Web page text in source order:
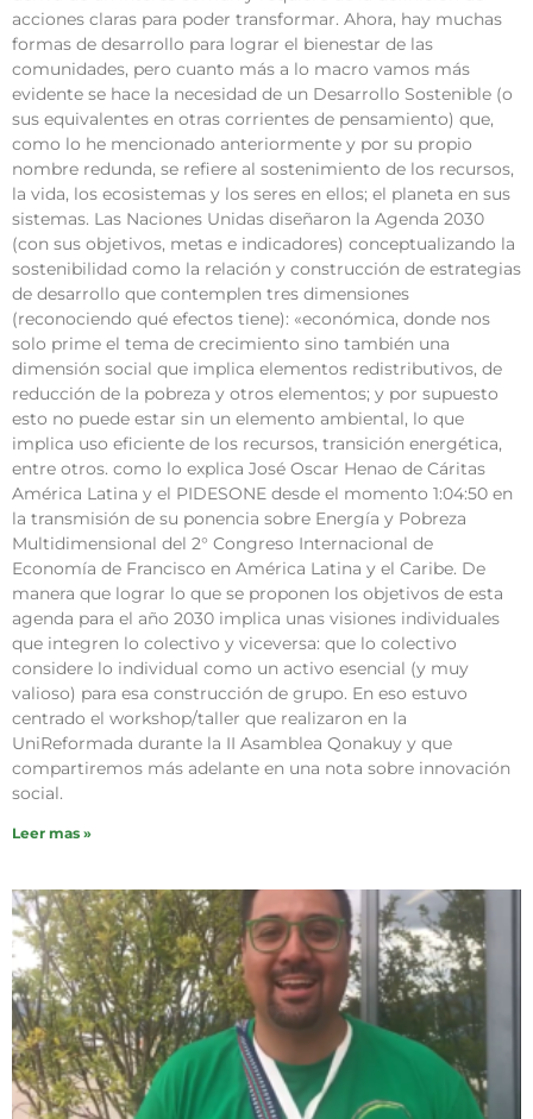
acciones claras para poder transformar. Ahora, hay muchas
formas de desarrollo para lograr el bienestar de las
comunidades, pero cuanto más a lo macro vamos más
evidente se hace la necesidad de un Desarrollo Sostenible (o
sus equivalentes en otras corrientes de pensamiento) que,
como lo he mencionado anteriormente y por su propio
nombre redunda, se refiere al sostenimiento de los recursos,
la vida, los ecosistemas y los seres en ellos; el planeta en sus
sistemas. Las Naciones Unidas diseñaron la Agenda 2030
(con sus objetivos, metas e indicadores) conceptualizando la
sostenibilidad como la relación y construcción de estrategias
de desarrollo que contemplen tres dimensiones
(reconociendo qué efectos tiene): «económica, donde nos
solo prime el tema de crecimiento sino también una
dimensión social que implica elementos redistributivos, de
reducción de la pobreza y otros elementos; y por supuesto
esto no puede estar sin un elemento ambiental, lo que
implica uso eficiente de los recursos, transición energética,
entre otros. como lo explica José Oscar Henao de Cáritas
América Latina y el PIDESONE desde el momento 1:04:50 en
la transmisión de su ponencia sobre Energía y Pobreza
Multidimensional del 2° Congreso Internacional de
Economía de Francisco en América Latina y el Caribe. De
manera que lograr lo que se proponen los objetivos de esta
agenda para el año 2030 implica unas visiones individuales
que integren lo colectivo y viceversa: que lo colectivo
considere lo individual como un activo esencial (y muy
valioso) para esa construcción de grupo. En eso estuvo
centrado el workshop/taller que realizaron en la
UniReformada durante la II Asamblea Qonakuy y que
compartiremos más adelante en una nota sobre innovación
social.
Leer mas »